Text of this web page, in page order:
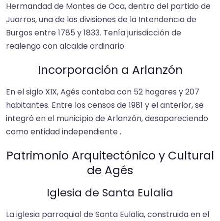
Hermandad de Montes de Oca, dentro del partido de
Juarros, una de las divisiones de la Intendencia de
Burgos entre 1785 y 1833. Tenía jurisdicción de
realengo con alcalde ordinario ​
Incorporación a Arlanzón
En el siglo XIX, Agés contaba con 52 hogares y 207
habitantes. Entre los censos de 1981 y el anterior, se
integró en el municipio de Arlanzón, desapareciendo
como entidad independiente .​
Patrimonio Arquitectónico y Cultural
de Agés
Iglesia de Santa Eulalia
La iglesia parroquial de Santa Eulalia, construida en el